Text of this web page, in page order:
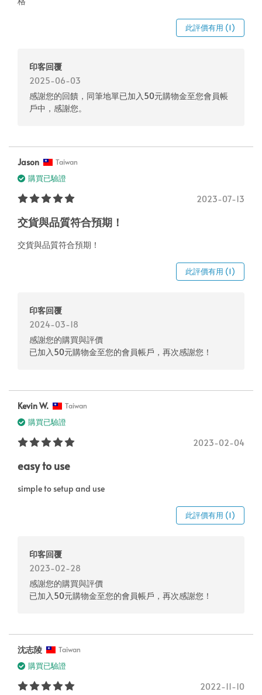
此評價有用 (1)
印客回覆
2025-06-03
感謝您的回饋，同筆地單已加入50元購物金至您會員帳
戶中，感謝您。
Jason Taiwan
購買已驗證
2023-07-13
交貨與品質符合預期！
交貨與品質符合預期！
此評價有用 (1)
印客回覆
2024-03-18
感謝您的購買與評價
已加入50元購物金至您的會員帳戶，再次感謝您！
Kevin W. Taiwan
購買已驗證
2023-02-04
easy to use
simple to setup and use
此評價有用 (1)
印客回覆
2023-02-28
感謝您的購買與評價
已加入50元購物金至您的會員帳戶，再次感謝您！
沈志陵 Taiwan
購買已驗證
2022-11-10